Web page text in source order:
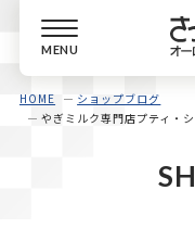
MENU
HOME
ショップブログ
やぎミルク専門店プティ・